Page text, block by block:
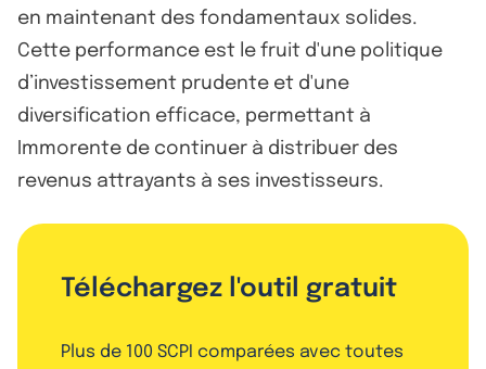
en maintenant des fondamentaux solides.
Cette performance est le fruit d'une politique
d’investissement prudente et d'une
diversification efficace, permettant à
Immorente de continuer à distribuer des
revenus attrayants à ses investisseurs.
Téléchargez l'outil gratuit
Plus de 100 SCPI comparées avec toutes